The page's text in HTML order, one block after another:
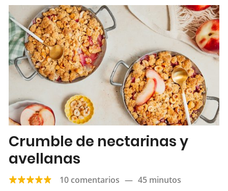
Crumble de nectarinas y
avellanas
10 comentarios — 45 minutos